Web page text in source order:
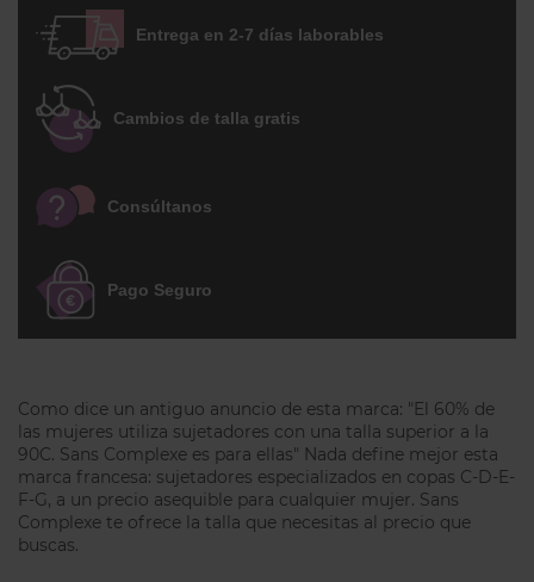
costura central trasera respeta la forma
naturalmente redondeada del trasero y
íntimo de algodón.
Su acabado es impecable, con materiales
increíblemente suaves y un delicado
diseño floral en las piezas de encaje semi-
cómoda y femenina que perfecciona tu
silueta discretamente. Ideal para el día a
día.
Entrega en 2-7 días laborables
Cambios de talla gratis
Consúltanos
Pago Seguro
Como dice un antiguo anuncio de esta marca: "El 60% de
las mujeres utiliza sujetadores con una talla superior a la
90C. Sans Complexe es para ellas" Nada define mejor esta
marca francesa: sujetadores especializados en copas C-D-E-
F-G, a un precio asequible para cualquier mujer. Sans
Complexe te ofrece la talla que necesitas al precio que
buscas.